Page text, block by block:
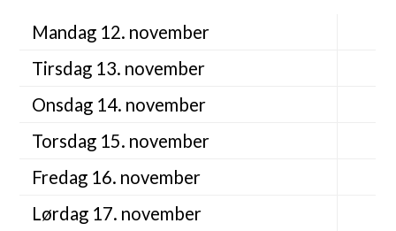
Mandag 12. november
Tirsdag 13. november
Onsdag 14. november
Torsdag 15. november
Fredag 16. november
Lørdag 17. november